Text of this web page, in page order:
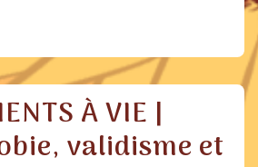
À VIE |
validisme et